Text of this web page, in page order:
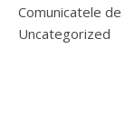
Comunicatele
Uncategorized